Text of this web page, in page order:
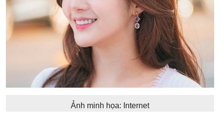
Ảnh minh họa: Internet